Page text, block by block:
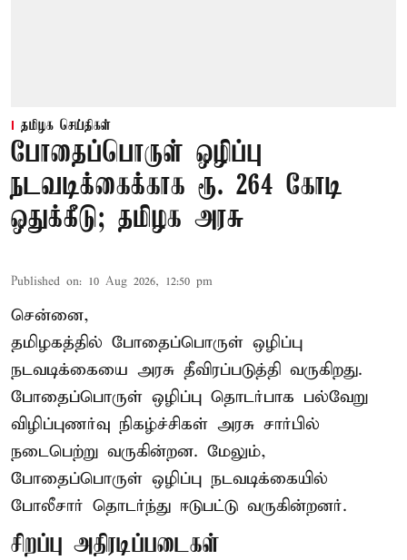
தமிழக செய்திகள்
போதைப்பொருள் ஒழிப்பு
நடவடிக்கைக்காக ரூ. 264 கோடி
ஒதுக்கீடு; தமிழக அரசு
Published on: 10 Aug 2026, 12:50 pm
சென்னை,
தமிழகத்தில் போதைப்பொருள் ஒழிப்பு
நடவடிக்கையை அரசு தீவிரப்படுத்தி வருகிறது.
போதைப்பொருள் ஒழிப்பு தொடர்பாக பல்வேறு
விழிப்புணர்வு நிகழ்ச்சிகள் அரசு சார்பில்
நடைபெற்று வருகின்றன. மேலும்,
போதைப்பொருள் ஒழிப்பு நடவடிக்கையில்
போலீசார் தொடர்ந்து ஈடுபட்டு வருகின்றனர்.
சிறப்பு அதிரடிப்படைகள்